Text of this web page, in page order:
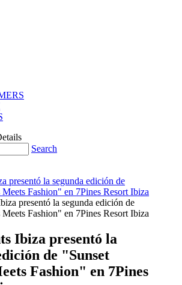
Search
presentó la segunda edición de
Fashion" en 7Pines Resort Ibiza
Ibiza presentó la
de "Sunset
Fashion" en 7Pines